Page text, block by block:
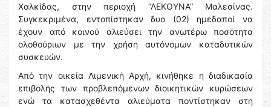
Χαλκίδας, στην περιοχή “ΛΕΚΟΥΝΑ” Μαλεσίνας.
Συγκεκριμένα, εντοπίστηκαν δυο (02) ημεδαποί να
έχουν από κοινού αλιεύσει την ανωτέρω ποσότητα
ολοθούριων με την χρήση αυτόνομων καταδυτικών
συσκευών.
Από την οικεία Λιμενική Αρχή, κινήθηκε η διαδικασία
επιβολής των προβλεπόμενων διοικητικών κυρώσεων
ενώ τα κατασχεθέντα αλιεύματα ποντίστηκαν στη